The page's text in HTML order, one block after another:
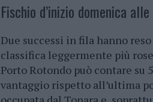
Fischio d’inizio domenica
Due successi in fila hanno
classifica leggermente più
Porto Rotondo può contare su
vantaggio rispetto all’ultima